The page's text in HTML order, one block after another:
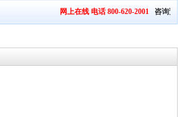
网上在线 电话 800-620-2001咨询预约报单